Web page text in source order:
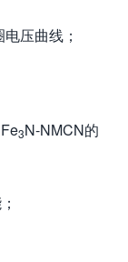
压曲线；
3N-NMCN的